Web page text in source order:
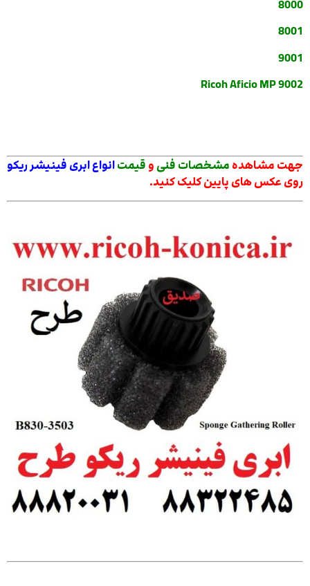
8000
8001
9001
Ricoh Aficio MP 9002
جهت مشاهده مشخصات فنی و قیمتانواعابری فینیشر ریکو
روی عکس های پایین کلیک کنید.